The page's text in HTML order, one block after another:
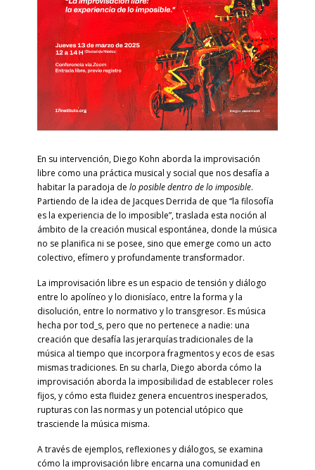
En su intervención, Diego Kohn aborda la improvisación
libre como una práctica musical y social que nos desafía a
habitar la paradoja de lo posible dentro de lo imposible.
Partiendo de la idea de Jacques Derrida de que “la filosofía
es la experiencia de lo imposible”, traslada esta noción al
ámbito de la creación musical espontánea, donde la música
no se planifica ni se posee, sino que emerge como un acto
colectivo, efímero y profundamente transformador.
La improvisación libre es un espacio de tensión y diálogo
entre lo apolíneo y lo dionisíaco, entre la forma y la
disolución, entre lo normativo y lo transgresor. Es música
hecha por tod_s, pero que no pertenece a nadie: una
creación que desafía las jerarquías tradicionales de la
música al tiempo que incorpora fragmentos y ecos de esas
mismas tradiciones. En su charla, Diego aborda cómo la
improvisación aborda la imposibilidad de establecer roles
fijos, y cómo esta fluidez genera encuentros inesperados,
rupturas con las normas y un potencial utópico que
trasciende la música misma.
A través de ejemplos, reflexiones y diálogos, se examina
cómo la improvisación libre encarna una comunidad en